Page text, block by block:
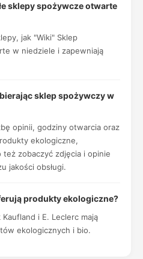
sklepy spożywcze otwarte
jak "Wiki" Sklep
w niedziele i zapewniają
sklep spożywczy w
opinii, godziny otwarcia oraz
ekologiczne,
zobaczyć zdjęcia i opinie
jakości obsługi.
produkty ekologiczne?
i E. Leclerc mają
ekologicznych i bio.